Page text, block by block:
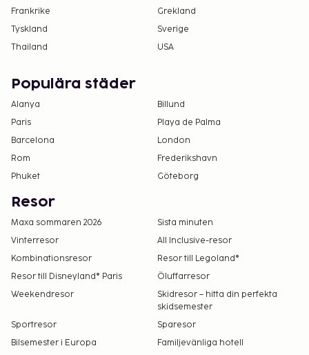
Frankrike
Grekland
Tyskland
Sverige
Thailand
USA
Populära städer
Alanya
Billund
Paris
Playa de Palma
Barcelona
London
Rom
Frederikshavn
Phuket
Göteborg
Resor
Maxa sommaren 2026
Sista minuten
Vinterresor
All Inclusive-resor
Kombinationsresor
Resor till Legoland®
Resor till Disneyland® Paris
Öluffarresor
Weekendresor
Skidresor – hitta din perfekta
skidsemester
Sportresor
Sparesor
Bilsemester i Europa
Familjevänliga hotell